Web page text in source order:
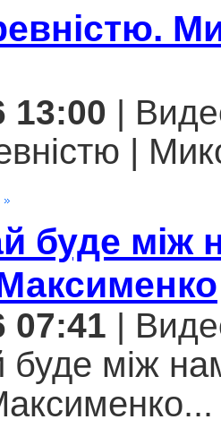
13:00 |
|
буде між
07:41 |
між